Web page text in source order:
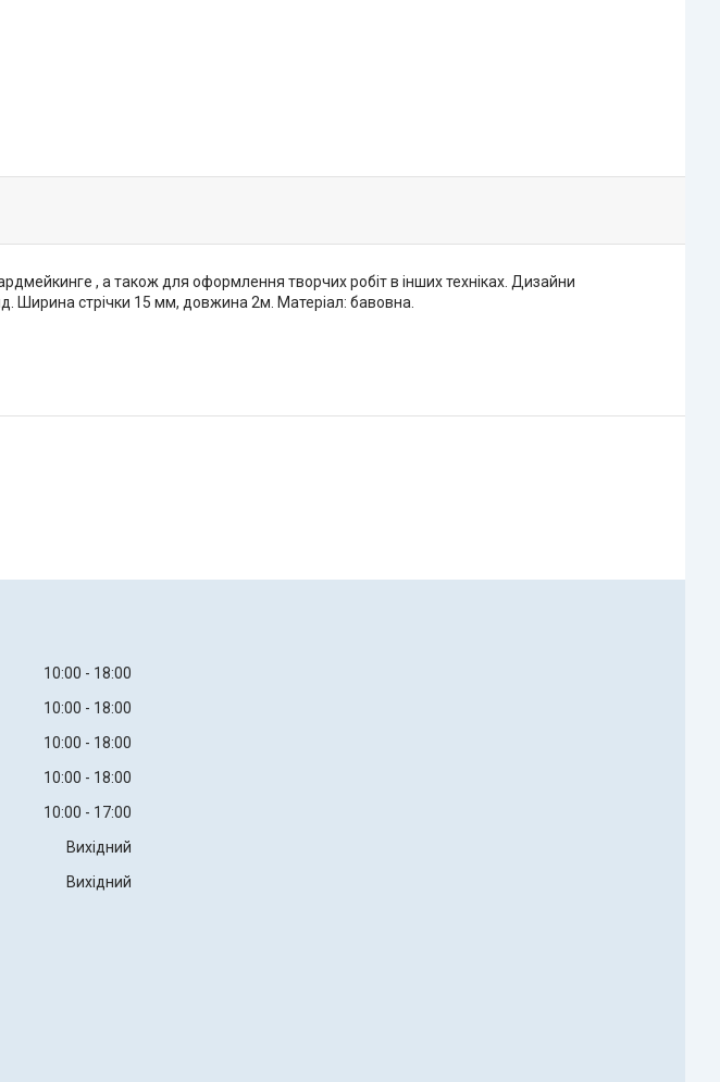
, а також для оформлення творчих робіт в інших техніках. Дизайни
Ширина стрічки 15 мм, довжина 2м. Матеріал: бавовна.
10:00
18:00
10:00
18:00
10:00
18:00
10:00
18:00
10:00
17:00
Вихідний
Вихідний